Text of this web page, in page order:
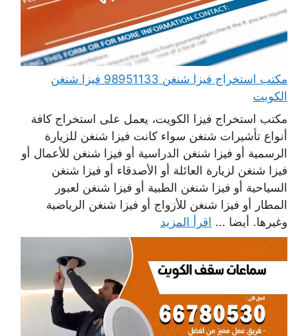
مكتب استخراج فيزا شنغن 98951133 فيزا شنغن
الكويت
مكتب استخراج فيزا الكويت، يعمل على استخراج كافة
أنواع تأشيرات شنغن سواء كانت فيزا شنغن للزيارة
الرسمية أو فيزا شنغن الدراسية أو فيزا شنغن للأعمال أو
فيزا شنغن لزيارة العائلة أو الأصدقاء أو فيزا شنغن
السياحية أو فيزا شنغن الطبية أو فيزا شنغن لعبور
المطار أو فيزا شنغن للأزواج أو فيزا شنغن الرياضية
وغيرها. أيضا ... اقرأ المزيد